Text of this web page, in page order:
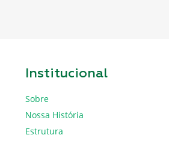
Institucional
Sobre
Nossa História
Estrutura